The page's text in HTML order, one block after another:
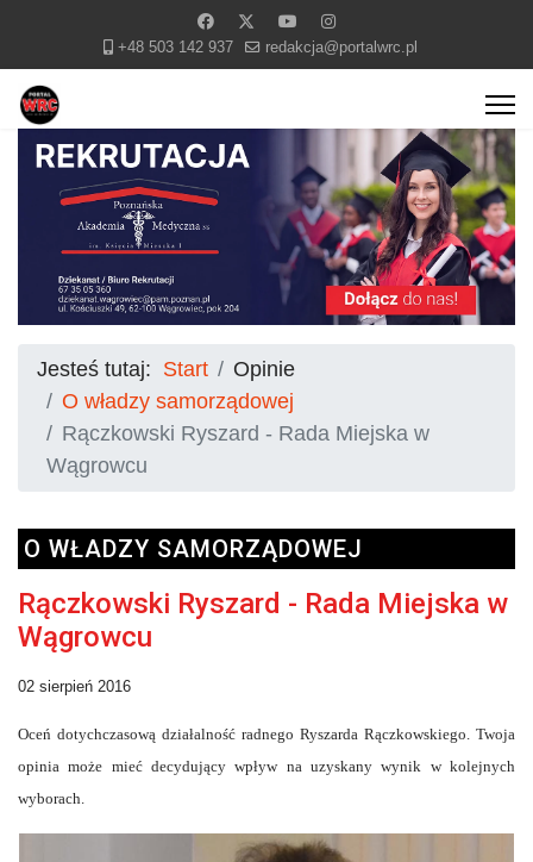
+48 503 142 937 redakcja@portalwrc.pl
Jesteś tutaj: Start
Opinie
O władzy samorządowej
Rączkowski Ryszard - Rada Miejska w
Wągrowcu
O WŁADZY SAMORZĄDOWEJ
Rączkowski Ryszard - Rada Miejska w
Wągrowcu
02 sierpień 2016
Oceń dotychczasową działalność radnego Ryszarda Rączkowskiego. Twoja
opinia może mieć decydujący wpływ na uzyskany wynik w kolejnych
wyborach.